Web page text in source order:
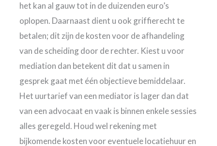
het kan al gauw tot in de duizenden euro’s
oplopen. Daarnaast dient u ook griffierecht te
betalen; dit zijn de kosten voor de afhandeling
van de scheiding door de rechter. Kiest u voor
mediation dan betekent dit dat u samen in
gesprek gaat met één objectieve bemiddelaar.
Het uurtarief van een mediator is lager dan dat
van een advocaat en vaak is binnen enkele sessies
alles geregeld. Houd wel rekening met
bijkomende kosten voor eventuele locatiehuur en